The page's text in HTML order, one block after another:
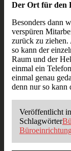
Der Ort für den
Besonders dann
verspüren
zurück zu ziehen.
so kann der
Raum und der
einmal ein
einmal genau
denn nur so kann
Veröffentlicht in
Schlagwörter